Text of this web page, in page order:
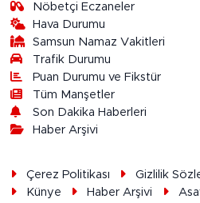
Nöbetçi Eczaneler
Hava Durumu
Samsun Namaz Vakitleri
Trafik Durumu
Puan Durumu ve Fikstür
Tüm Manşetler
Son Dakika Haberleri
Haber Arşivi
Çerez Politikası Gizlilik
Künye
Haber Arşivi